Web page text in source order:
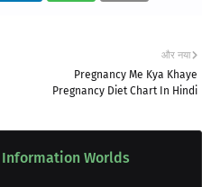
और नया
Pregnancy Me Kya Khaye
Pregnancy Diet Chart In Hindi
Information Worlds